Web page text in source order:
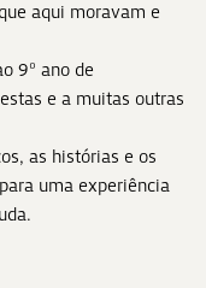
aqui moravam e
9º ano de
e a muitas outras
as histórias e os
uma experiência